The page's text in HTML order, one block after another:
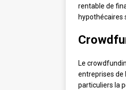
rentable de
hypothécaires
Le
entreprises de
particuliers la